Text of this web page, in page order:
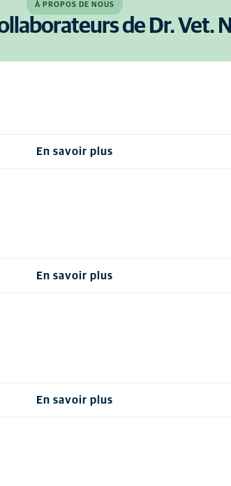
À PROPOS DE NOUS
de Dr. Vet.
En savoir plus
En savoir plus
En savoir plus